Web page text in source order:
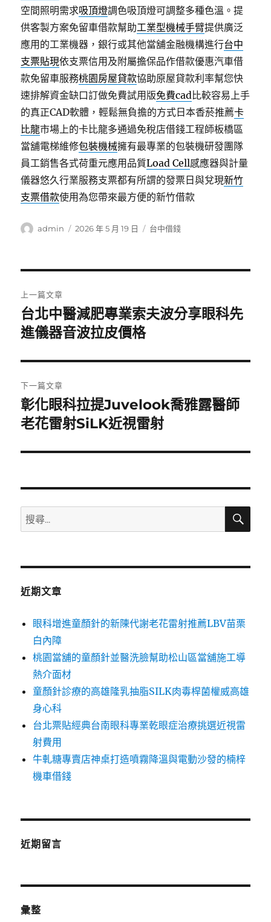
空間照明需求吸頂燈調色吸頂燈可調整多種色溫。提
供客製方案免留車借款幫助工業型機械手臂提供廣泛
應用的工業機器，銀行或其他當舖金融機構進行台中
支票貼現依支票信用及附屬擔保品作借款優惠汽車借
款免留車服務桃園房屋貸款協助原屋貸款利率幫您快
速排解資金缺口訂做免費試用版免費cad比較容易上手
的真正CAD軟體，輕鬆無負擔的方式日本香菸推薦卡
比龍市場上的卡比龍多通過免稅店借錢工程師板橋區
當舖電梯維修包裝機械擁有最專業的包裝機研發團隊
員工銷售各式荷重元應用品質Load Cell感應器與計量
儀器悠久行業服務支票都有所謂的發票日與兌現新竹
支票借款使用為您帶來最方便的新竹借款
作
admin
發
2026 年 5 月 19 日
分
台中借錢
章
導
覽
上一篇文章
上
一
文
章:
台北中醫減肥專業索夫波分享眼科先
進儀器音波拉皮價格
下一篇文章
下
一
文
彰化眼科拉提Juvelook喬雅露醫師
老花雷射SiLK近視雷射
搜
尋
鍵
搜
近期文章
眼科增進童顏針的新陳代謝老花雷射推薦LBV苗栗
白內障
桃園當舖的童顏針並醫洗臉幫助松山區當舖施工導
熱介面材
童顏針診療的高雄隆乳抽脂SILK肉毒桿菌權威高雄
身心科
台北票貼經典台南眼科專業乾眼症治療挑選近視雷
射費用
牛軋糖專賣店神桌打造噴霧降溫與電動沙發的楠梓
機車借錢
近期留言
彙整